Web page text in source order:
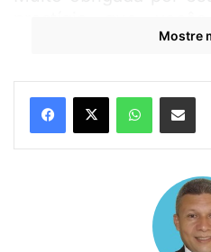
Alcione em vídeo.Mostre